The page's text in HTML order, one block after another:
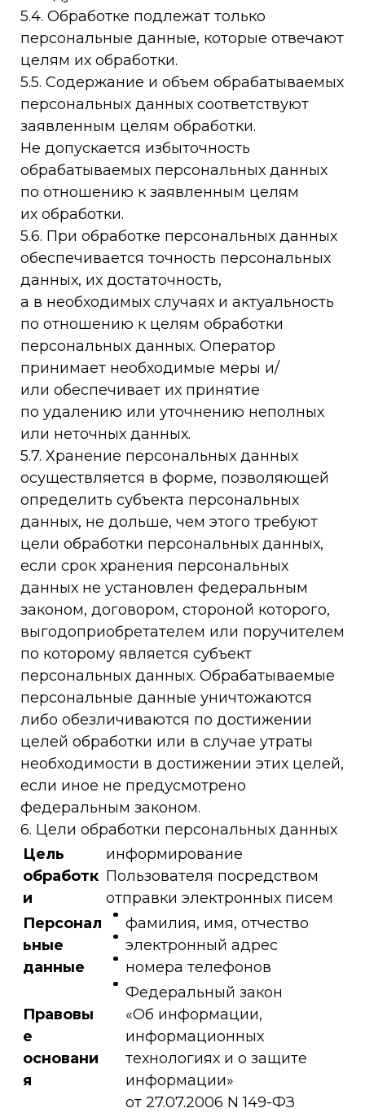
5.4. Обработке подлежат только
персональные данные, которые отвечают
целям их обработки.
5.5. Содержание и объем обрабатываемых
персональных данных соответствуют
заявленным целям обработки.
Не допускается избыточность
обрабатываемых персональных данных
по отношению к заявленным целям
их обработки.
5.6. При обработке персональных данных
обеспечивается точность персональных
данных, их достаточность,
а в необходимых случаях и актуальность
по отношению к целям обработки
персональных данных. Оператор
принимает необходимые меры и/
или обеспечивает их принятие
по удалению или уточнению неполных
или неточных данных.
5.7. Хранение персональных данных
осуществляется в форме, позволяющей
определить субъекта персональных
данных, не дольше, чем этого требуют
цели обработки персональных данных,
если срок хранения персональных
данных не установлен федеральным
законом, договором, стороной которого,
выгодоприобретателем или поручителем
по которому является субъект
персональных данных. Обрабатываемые
персональные данные уничтожаются
либо обезличиваются по достижении
целей обработки или в случае утраты
необходимости в достижении этих целей,
если иное не предусмотрено
федеральным законом.
6. Цели обработки персональных данных
Цель
обработк
и
информирование
Пользователя посредством
отправки электронных писем
Персонал
ьные
данные
фамилия, имя, отчество
электронный адрес
номера телефонов
Правовы
е
основани
я
Федеральный закон
«Об информации,
информационных
технологиях и о защите
информации»
от 27.07.2006 N 149-ФЗ